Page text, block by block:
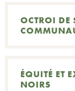
OCTROI DE
ÉQUITÉ ET
NOIRS